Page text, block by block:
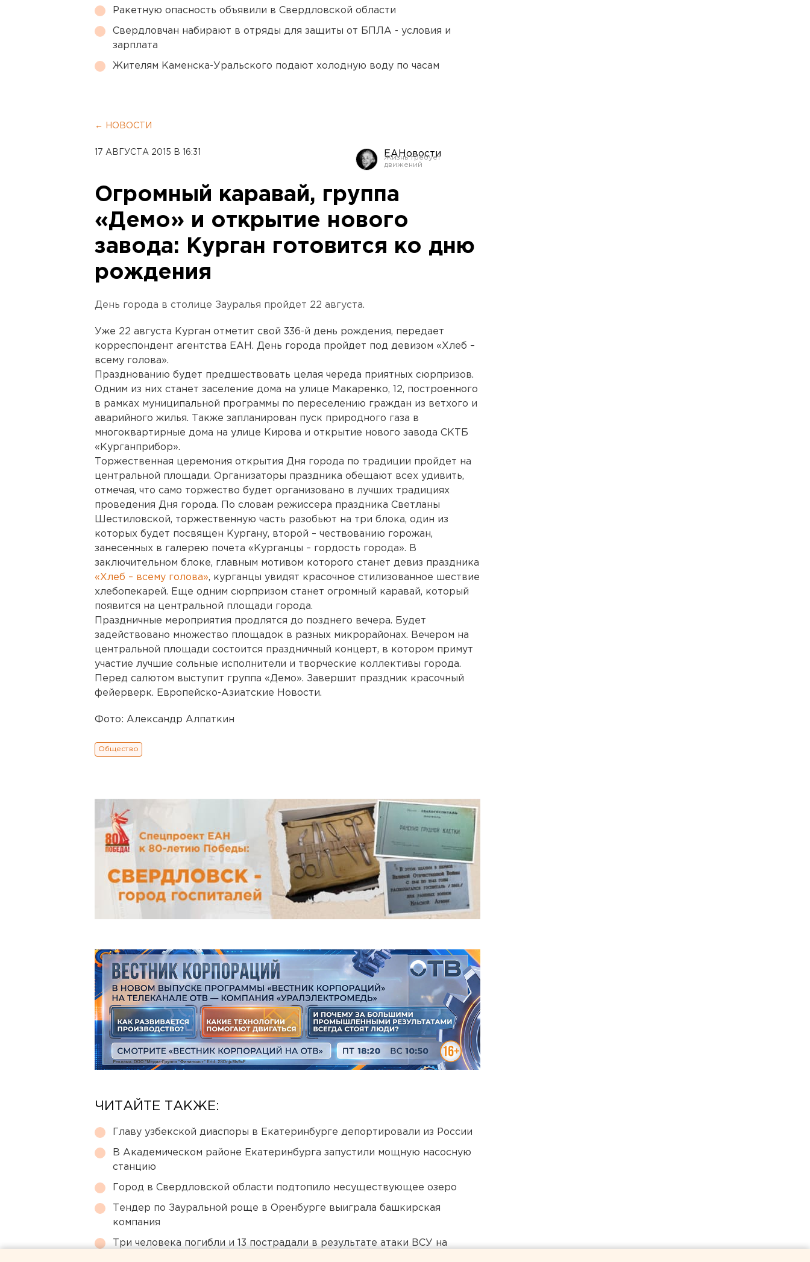
Ракетную опасность объявили в Свердловской области
Свердловчан набирают в отряды для защиты от БПЛА - условия и
зарплата
Жителям Каменска-Уральского подают холодную воду по часам
← НОВОСТИ
17 АВГУСТА 2015 В 16:31 ЕАНовости
Огромный каравай, группа
«Демо» и открытие нового
завода: Курган готовится ко дню
рождения
День города в столице Зауралья пройдет 22 августа.
Уже 22 августа Курган отметит свой 336-й день рождения, передает
корреспондент агентства ЕАН. День города пройдет под девизом «Хлеб –
всему голова».
Празднованию будет предшествовать целая череда приятных сюрпризов.
Одним из них станет заселение дома на улице Макаренко, 12, построенного
в рамках муниципальной программы по переселению граждан из ветхого и
аварийного жилья. Также запланирован пуск природного газа в
многоквартирные дома на улице Кирова и открытие нового завода СКТБ
«Курганприбор».
Торжественная церемония открытия Дня города по традиции пройдет на
центральной площади. Организаторы праздника обещают всех удивить,
отмечая, что само торжество будет организовано в лучших традициях
проведения Дня города. По словам режиссера праздника Светланы
Шестиловской, торжественную часть разобьют на три блока, один из
которых будет посвящен Кургану, второй – чествованию горожан,
занесенных в галерею почета «Курганцы – гордость города». В
заключительном блоке, главным мотивом которого станет девиз праздника
«Хлеб – всему голова», курганцы увидят красочное стилизованное шествие
хлебопекарей. Еще одним сюрпризом станет огромный каравай, который
появится на центральной площади города.
Праздничные мероприятия продлятся до позднего вечера. Будет
задействовано множество площадок в разных микрорайонах. Вечером на
центральной площади состоится праздничный концерт, в котором примут
участие лучшие сольные исполнители и творческие коллективы города.
Перед салютом выступит группа «Демо». Завершит праздник красочный
фейерверк. Европейско-Азиатские Новости.
Фото: Александр Алпаткин
Общество
ЧИТАЙТЕ ТАКЖЕ:
Главу узбекской диаспоры в Екатеринбурге депортировали из России
В Академическом районе Екатеринбурга запустили мощную насосную
станцию
Город в Свердловской области подтопило несуществующее озеро
Тендер по Зауральной роще в Оренбурге выиграла башкирская
компания
Три человека погибли и 13 пострадали в результате атаки ВСУ на